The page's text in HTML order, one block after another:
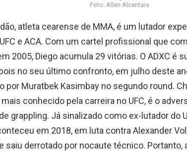
Foto: Allen Alcantara
atleta cearense de MMA, é um lutador
e ACA. Com um cartel profissional que
2005, Diego acumula 29 vitórias. O ADXC é
no seu último confronto, em julho deste
por Muratbek Kasimbay no segundo round.
conhecido pela carreira no UFC, é o
grappling. Já sinalizado como ex-lutador do
em 2018, em luta contra Alexander
saiu derrotado por nocaute técnico. Portanto,